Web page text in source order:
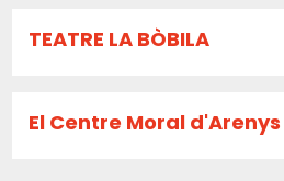
TEATRE LA BÒBILA
El Centre Moral